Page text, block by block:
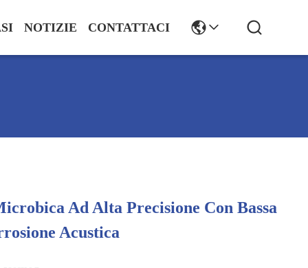
NOTIZIE CONTATTACI
Ad Alta Precisione Con Bassa
Acustica